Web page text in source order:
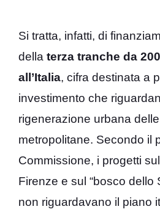
Si tratta, infatti, di
della terza tranche da
all’Italia, cifra destinata a
investimento che
rigenerazione urbana
metropolitane. Secondo il
Commissione, i progetti
Firenze e sul “bosco dello
non riguardavano il piano